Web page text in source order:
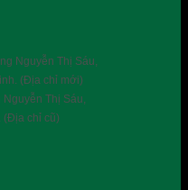
Nguyễn Thị Sáu,
(Địa chỉ mới)
Thị Sáu,
(Địa chỉ cũ)